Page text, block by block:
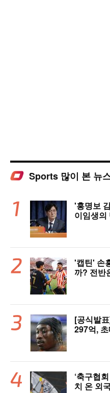
Sports 많이 본 뉴
'홍명보
이임생의
'캡틴' 손
까? 전반
[공식발
297억,
‘축구협
치 온 외